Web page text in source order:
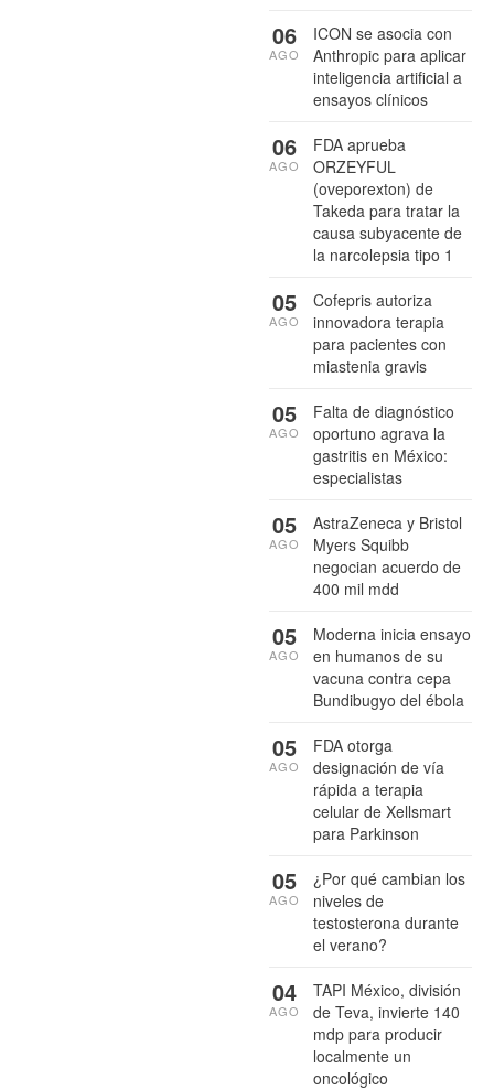
ICON se asocia con
Anthropic para aplicar
inteligencia artificial a
ensayos clínicos
06
AGO
FDA aprueba
ORZEYFUL
(oveporexton) de
Takeda para tratar la
causa subyacente de
la narcolepsia tipo 1
06
AGO
Cofepris autoriza
innovadora terapia
para pacientes con
miastenia gravis
05
AGO
Falta de diagnóstico
oportuno agrava la
gastritis en México:
especialistas
05
AGO
AstraZeneca y Bristol
Myers Squibb
negocian acuerdo de
400 mil mdd
05
AGO
Moderna inicia ensayo
en humanos de su
vacuna contra cepa
Bundibugyo del ébola
05
AGO
FDA otorga
designación de vía
rápida a terapia
celular de Xellsmart
para Parkinson
05
AGO
¿Por qué cambian los
niveles de
testosterona durante
el verano?
05
AGO
TAPI México, división
de Teva, invierte 140
mdp para producir
localmente un
oncológico
04
AGO